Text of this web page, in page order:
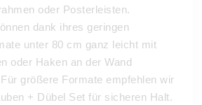
oder Posterleisten.
dank ihres geringen
unter 80 cm ganz leicht mit
oder Haken an der Wand
größere Formate empfehlen wir
+ Dübel Set für sicheren Halt.